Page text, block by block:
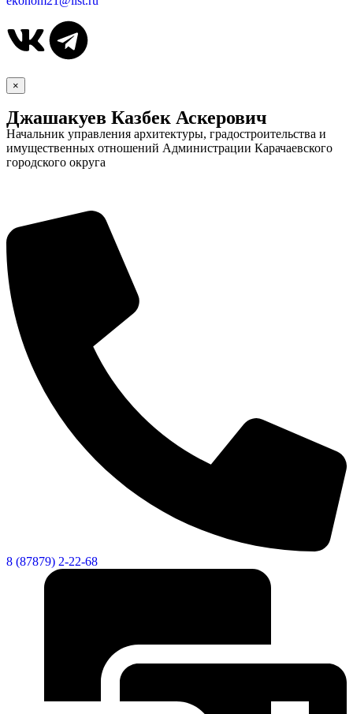
×
Джашакуев Казбек Аскерович
Начальник управления архитектуры, градостроительства и
имущественных отношений Администрации Карачаевского
городского округа
8 (87879) 2-22-68